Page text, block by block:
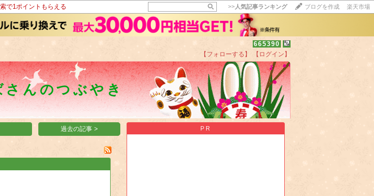
で1ポイントもらえる >>人気記事ランキング ブログを作成 楽天市場
665390
【フォローする】 【ログイン】
さんのつぶやき
15記事にいいね！で1ポイント
10秒滞在
いいね!
過去の記事 > PR